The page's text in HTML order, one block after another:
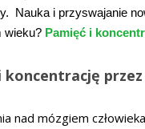
Nauka i przyswajanie
wieku? Pamięć i
koncentrację przez
nad mózgiem